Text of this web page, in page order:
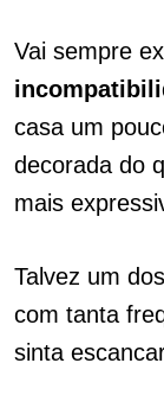
Vai sempre
casa um
decorada do
mais
Talvez um
com tanta
sinta